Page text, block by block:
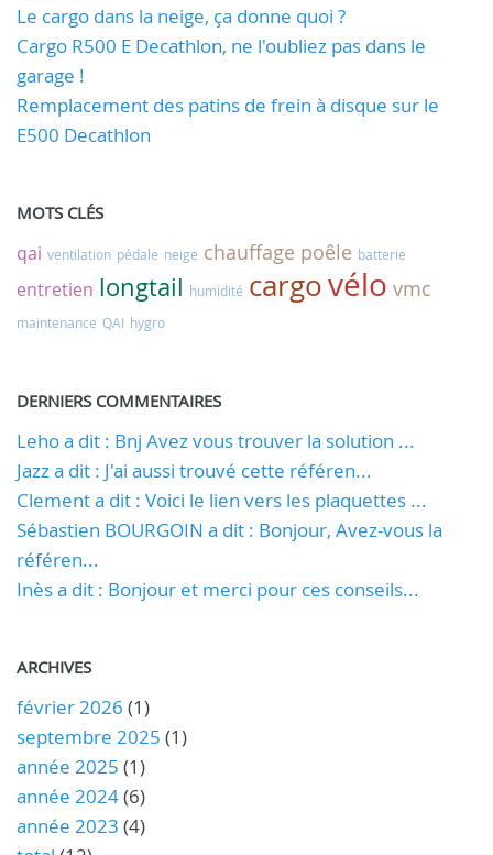
Le cargo dans la neige, ça donne quoi ?
Cargo R500 E Decathlon, ne l'oubliez pas dans le
garage !
Remplacement des patins de frein à disque sur le
E500 Decathlon
MOTS CLÉS
qai ventilation pédale neige chauffage poêle batterie
entretien longtail humidité cargovélo vmc
maintenance QAI hygro
DERNIERS COMMENTAIRES
Leho a dit : Bnj Avez vous trouver la solution ...
Jazz a dit : J'ai aussi trouvé cette référen...
Clement a dit : Voici le lien vers les plaquettes ...
Sébastien BOURGOIN a dit : Bonjour, Avez-vous la
référen...
Inès a dit : Bonjour et merci pour ces conseils...
ARCHIVES
février 2026 (1)
septembre 2025 (1)
année 2025 (1)
année 2024(6)
année 2023 (4)